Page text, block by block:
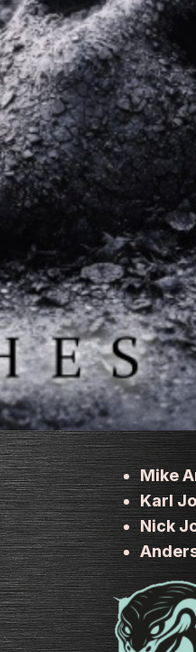
Mike
Karl
Nick